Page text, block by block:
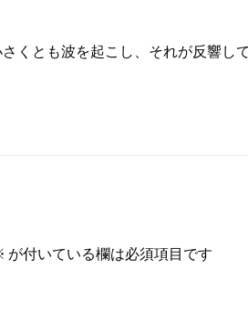
くとも波を起こし、それが反響し
が付いている欄は必須項目です